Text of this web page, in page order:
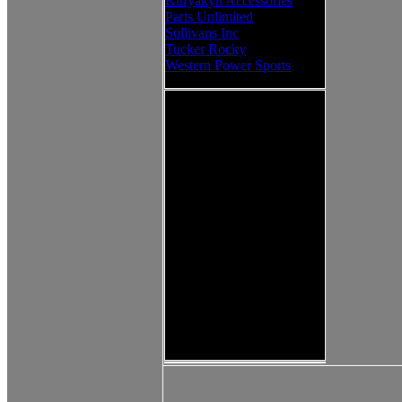
Parts Unlimited
Sullivans Inc
Tucker Rocky
Western Power Sports